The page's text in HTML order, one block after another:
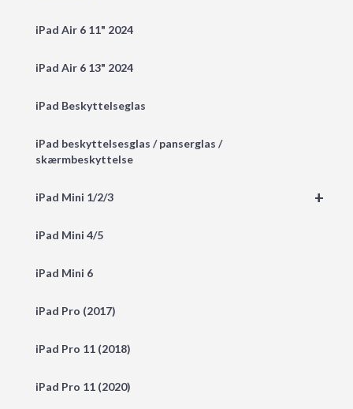
iPad Air 6 11" 2024
iPad Air 6 13" 2024
iPad Beskyttelseglas
iPad beskyttelsesglas / panserglas /
skærmbeskyttelse
+
iPad Mini 1/2/3
iPad Mini 4/5
iPad Mini 6
iPad Pro (2017)
iPad Pro 11 (2018)
iPad Pro 11 (2020)